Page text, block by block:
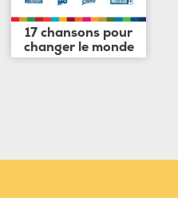
17 chansons pour
changer le monde